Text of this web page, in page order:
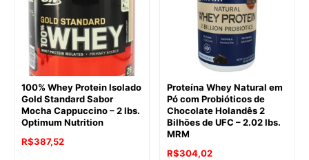
100% Whey Protein Isolado
Gold Standard Sabor
Mocha Cappuccino – 2 lbs.
Optimum Nutrition
O
R$387,52O
Proteína Whey Natural em
Pó com Probióticos de
Chocolate Holandês 2
Bilhões de UFC – 2.02 lbs.
MRM
O
R$304,02O